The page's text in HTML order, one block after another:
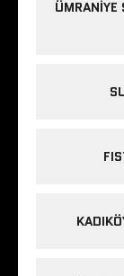
ÜMRANIYE